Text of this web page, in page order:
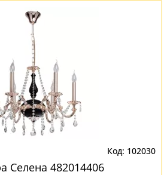
102030
Селена 482014406